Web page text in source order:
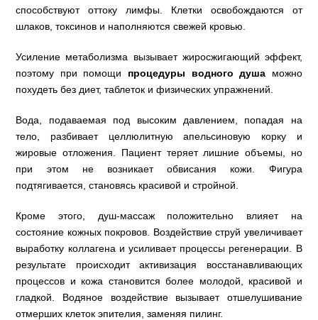
способствуют оттоку лимфы. Клетки освобождаются от
шлаков, токсинов и наполняются свежей кровью.
Усиление метаболизма вызывает жиросжигающий эффект,
поэтому при помощи процедуры водного душа можно
похудеть без диет, таблеток и физических упражнений.
Вода, подаваемая под высоким давлением, попадая на
тело, разбивает целлюлитную апельсиновую корку и
жировые отложения. Пациент теряет лишние объемы, но
при этом не возникает обвисания кожи. Фигура
подтягивается, становясь красивой и стройной.
Кроме этого, душ-массаж положительно влияет на
состояние кожных покровов. Воздействие струй увеличивает
выработку коллагена и усиливает процессы регенерации. В
результате происходит активизация восстанавливающих
процессов и кожа становится более молодой, красивой и
гладкой. Водяное воздействие вызывает отшелушивание
отмерших клеток эпителия, заменяя пилинг.